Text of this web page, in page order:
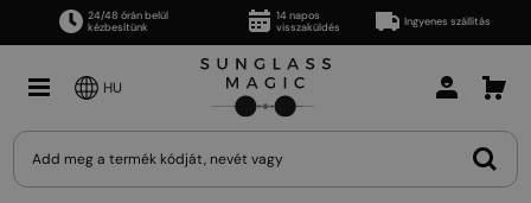
24/48 órán belül
kézbesítünk
14 napos
visszaküldés
Ingyenes szállítás
HU